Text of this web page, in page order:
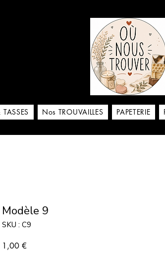
à votre maison
Nos TROUVAILLES PAPETERIE
Modèle 9
SKU : C9
1,00 €